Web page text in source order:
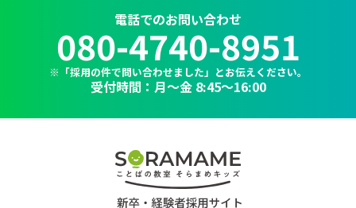
電話でのお問い合わせ
080-4740-8951
※「採用の件で問い合わせました」とお伝えください。
受付時間：月～金 8:45〜16:00